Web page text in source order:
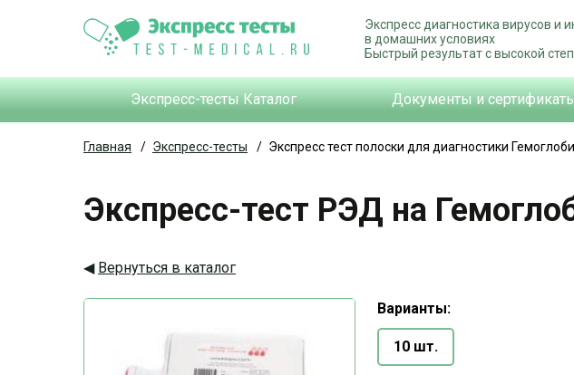
Экспресс диагностика вирусов и
в домашних условиях
Быстрый результат с высокой
Экспресс-тесты Каталог Документы и
Главная / Экспресс-тесты / Экспресс тест полоски для диагностики
Экспресс-тест РЭД на
Вернуться в каталог
Варианты:
10 шт.